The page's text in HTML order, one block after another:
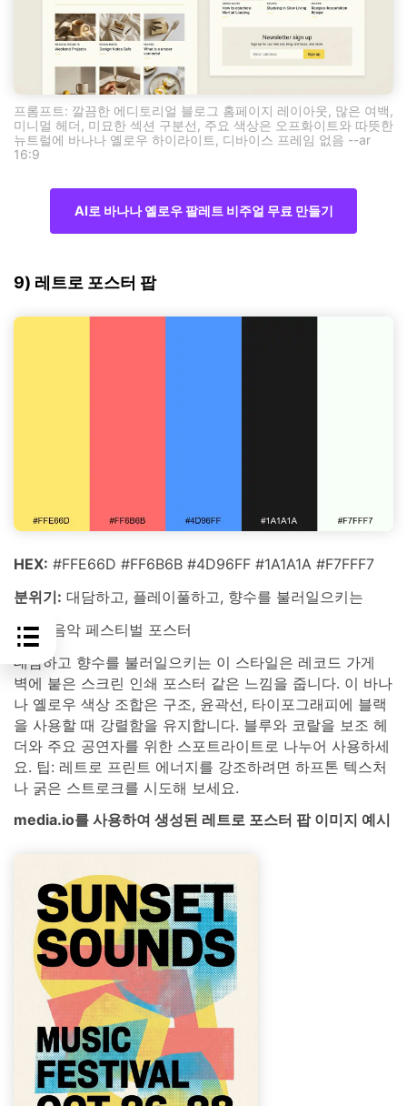
프롬프트: 깔끔한 에디토리얼 블로그 홈페이지 레이아웃, 많은 여백,
미니멀 헤더, 미묘한 섹션 구분선, 주요 색상은 오프화이트와 따뜻한
뉴트럴에 바나나 옐로우 하이라이트, 디바이스 프레임 없음 --ar
16:9
AI로 바나나 옐로우 팔레트 비주얼 무료 만들기
9) 레트로 포스터 팝
HEX: #FFE66D #FF6B6B #4D96FF #1A1A1A #F7FFF7
분위기: 대담하고, 플레이풀하고, 향수를 불러일으키는
최적:
음악 페스티벌 포스터
대담하고 향수를 불러일으키는 이 스타일은 레코드 가게
벽에 붙은 스크린 인쇄 포스터 같은 느낌을 줍니다. 이 바나
나 옐로우 색상 조합은 구조, 윤곽선, 타이포그래피에 블랙
을 사용할 때 강렬함을 유지합니다. 블루와 코랄을 보조 헤
더와 주요 공연자를 위한 스포트라이트로 나누어 사용하세
요. 팁: 레트로 프린트 에너지를 강조하려면 하프톤 텍스처
나 굵은 스트로크를 시도해 보세요.
media.io를 사용하여 생성된 레트로 포스터 팝 이미지 예시